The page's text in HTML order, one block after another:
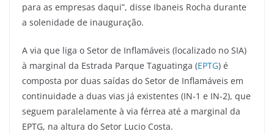
para as empresas daqui”, disse Ibaneis Rocha durante
a solenidade de inauguração.
A via que liga o Setor de Inflamáveis (localizado no SIA)
à marginal da Estrada Parque Taguatinga (EPTG) é
composta por duas saídas do Setor de Inflamáveis em
continuidade a duas vias já existentes (IN-1 e IN-2), que
seguem paralelamente à via férrea até a marginal da
EPTG, na altura do Setor Lucio Costa.